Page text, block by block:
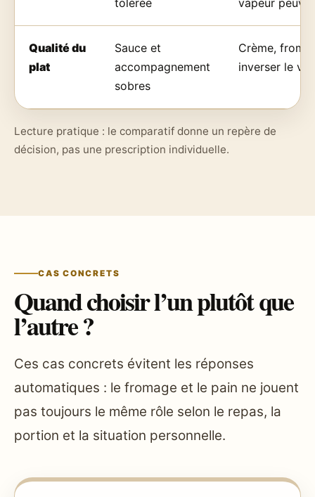
tolérée vapeur
Qualité du
plat
Sauce et
accompagnement
sobres
Crème,
inverser le
Lecture pratique : le comparatif donne un repère de
décision, pas une prescription individuelle.
CAS CONCRETS
Quand choisir l’un plutôt que
l’autre ?
Ces cas concrets évitent les réponses
automatiques : le fromage et le pain ne jouent
pas toujours le même rôle selon le repas, la
portion et la situation personnelle.